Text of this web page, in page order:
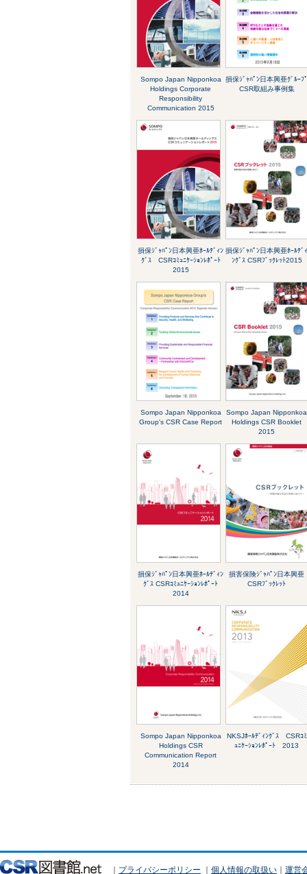
Sompo Japan Nipponkoa
Holdings Corporate
Responsibility
Communication 2015
損保ｼﾞｬﾊﾟﾝ日本興亜ｸﾞﾙｰﾌ
CSR取組み事例集
損保ｼﾞｬﾊﾟﾝ日本興亜ﾎｰﾙﾃﾞｨﾝ
ｸﾞｽ CSRｺﾐｭﾆｹｰｼｮﾝﾚﾎﾟｰﾄ
2015
損保ｼﾞｬﾊﾟﾝ日本興亜ﾎｰﾙﾃﾞ
ﾝｸﾞｽ CSRﾌﾞｯｸﾚｯﾄ2015
Sompo Japan Nipponkoa
Group's CSR Case Report
Sompo Japan Nipponkoa
Holdings CSR Booklet
2015
損保ｼﾞｬﾊﾟﾝ日本興亜ﾎｰﾙﾃﾞｨﾝ
ｸﾞｽ CSRｺﾐｭﾆｹｰｼｮﾝﾚﾎﾟｰﾄ
2014
損害保険ｼﾞｬﾊﾟﾝ日本興亜
CSRﾌﾞｯｸﾚｯﾄ
Sompo Japan Nipponkoa
Holdings CSR
Communication Report
2014
NKSJﾎｰﾙﾃﾞｨﾝｸﾞｽ CSRｺﾐ
ｭﾆｹｰｼｮﾝﾚﾎﾟｰﾄ 2013
｜ プライバシーポリシー ｜ 個人情報の取扱い ｜ 運営